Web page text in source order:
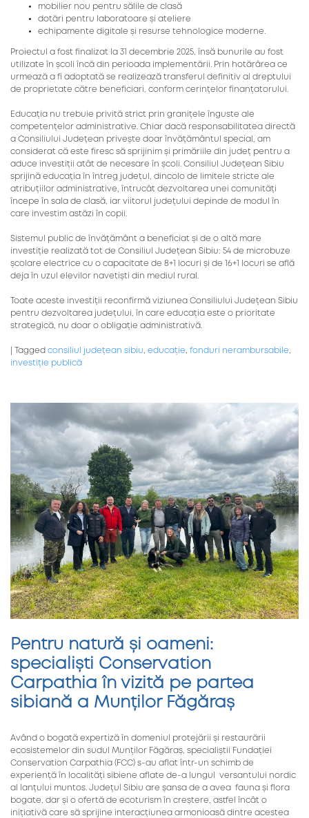
mobilier nou pentru sălile de clasă
dotări pentru laboratoare și ateliere
echipamente digitale și resurse tehnologice moderne.
Proiectul a fost finalizat la 31 decembrie 2025, însă bunurile au fost
utilizate în școli încă din perioada implementării. Prin hotărârea ce
urmează a fi adoptată se realizează transferul definitiv al dreptului
de proprietate către beneficiari, conform cerințelor finanțatorului.
Educația nu trebuie privită strict prin granițele înguste ale
competențelor administrative. Chiar dacă responsabilitatea directă
a Consiliului Județean privește doar învățământul special, am
considerat că este firesc să sprijinim și primăriile din județ pentru a
aduce investiții atât de necesare în școli. Consiliul Județean Sibiu
sprijină educația în întreg județul, dincolo de limitele stricte ale
atribuțiilor administrative, întrucât dezvoltarea unei comunități
începe în sala de clasă, iar viitorul județului depinde de modul în
care investim astăzi în copii.
Sistemul public de învățământ a beneficiat și de o altă mare
investiție realizată tot de Consiliul Județean Sibiu: 54 de microbuze
școlare electrice cu o capacitate de 8+1 locuri și de 16+1 locuri se află
deja în uzul elevilor navetiști din mediul rural.
Toate aceste investiții reconfirmă viziunea Consiliului Județean Sibiu
pentru dezvoltarea județului, în care educația este o prioritate
strategică, nu doar o obligație administrativă.
Tagged consiliul județean sibiu educație fonduri nerambursabile
investiție publică
Pentru natură și oameni:
specialiști Conservation
Carpathia în vizită pe partea
sibiană a Munților Făgăraș
Având o bogată expertiză în domeniul protejării și restaurării
ecosistemelor din sudul Munților Făgăraș, specialiștii Fundației
Conservation Carpathia (FCC) s-au aflat într-un schimb de
experiență în localități sibiene aflate de-a lungul versantului nordic
al lanțului muntos. Județul Sibiu are șansa de a avea fauna și flora
bogate, dar și o ofertă de ecoturism în creștere, astfel încât o
inițiativă care să sprijine interacțiunea armonioasă dintre acestea